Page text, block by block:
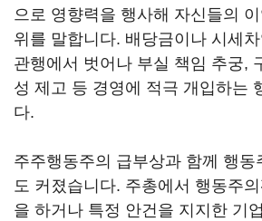
으로 영향력을 행사해 자신들의
위를 말합니다. 배당금이나 시세
관행에서 벗어나 부실 책임 추궁,
성 제고 등 경영에 적극 개입하는
다.
주주행동주의 급부상과 함께 행
도 커졌습니다. 주총에서 행동주
을 하거나 특정 안건을 지지한 기